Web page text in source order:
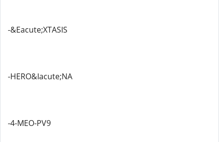
-&Eacute;XTASIS
-HERO&Iacute;NA
-4-MEO-PV9